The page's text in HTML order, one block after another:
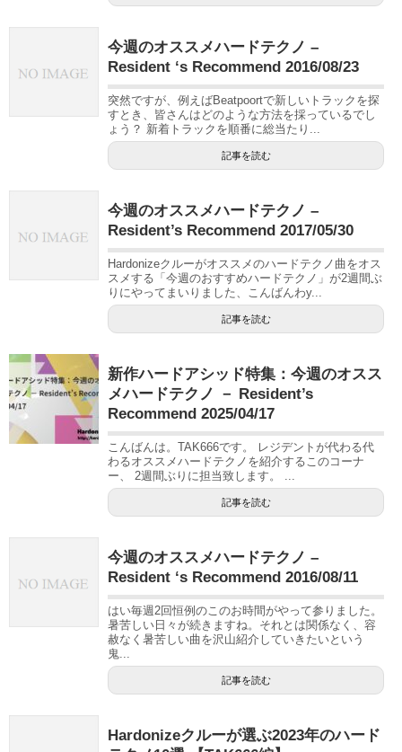
今週のオススメハードテクノ –
Resident ‘s Recommend 2016/08/23
突然ですが、例えばBeatpoortで新しいトラックを探
すとき、皆さんはどのような方法を採っているでし
ょう？ 新着トラックを順番に総当たり...
記事を読む
今週のオススメハードテクノ –
Resident’s Recommend 2017/05/30
Hardonizeクルーがオススメのハードテクノ曲をオス
スメする「今週のおすすめハードテクノ」が2週間ぶ
りにやってまいりました、こんばんわy...
記事を読む
新作ハードアシッド特集：今週のオスス
メハードテクノ － Resident’s
Recommend 2025/04/17
こんばんは。TAK666です。 レジデントが代わる代
わるオススメハードテクノを紹介するこのコーナ
ー、 2週間ぶりに担当致します。 ...
記事を読む
今週のオススメハードテクノ –
Resident ‘s Recommend 2016/08/11
はい毎週2回恒例のこのお時間がやって参りました。
暑苦しい日々が続きますね。それとは関係なく、容
赦なく暑苦しい曲を沢山紹介していきたいという
鬼...
記事を読む
Hardonizeクルーが選ぶ2023年のハード